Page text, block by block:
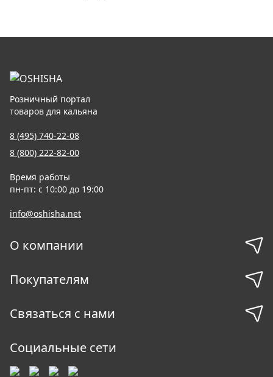
Розничный портал
товаров для кальяна
8 (495) 740-22-08
8 (800) 222-82-00
Время работы
пн-пт: с 10:00 до 19:00
info@oshisha.net
О компании
Покупателям
Связаться с нами
Социальные сети